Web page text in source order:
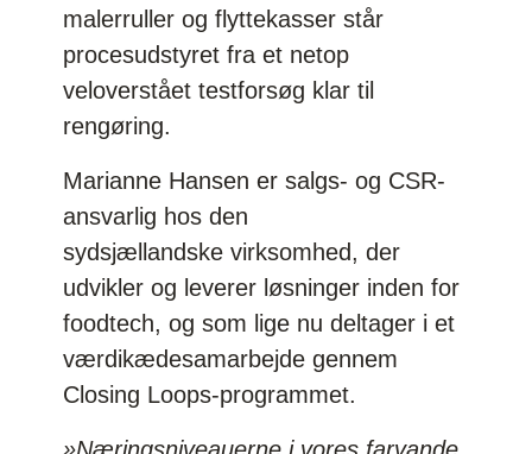
malerruller og flyttekasser står
procesudstyret fra et netop
veloverstået testforsøg klar til
rengøring.
Marianne Hansen er salgs- og CSR-
ansvarlig hos den
sydsjællandske virksomhed, der
udvikler og leverer løsninger inden for
foodtech, og som lige nu deltager i et
værdikædesamarbejde gennem
Closing Loops-programmet.